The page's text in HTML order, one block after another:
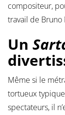
compositeur,
travail de
Un
Même si le
tortueux
spectateurs, il